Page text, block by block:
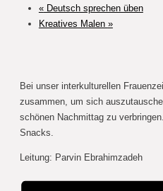
«Deutsch sprechen üben
Kreatives Malen »
Bei unser interkulturellen
zusammen, um sich
schönen Nachmittag zu
Snacks.
Leitung: Parvin Ebrahimzadeh